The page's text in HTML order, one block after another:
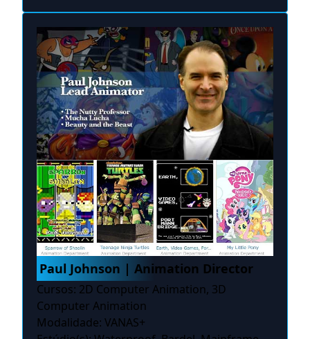
Paul Johnson | Animation Director
Cursos: 2D Computer Animation, 3D
Computer Animation
Modalidade: VANAS+